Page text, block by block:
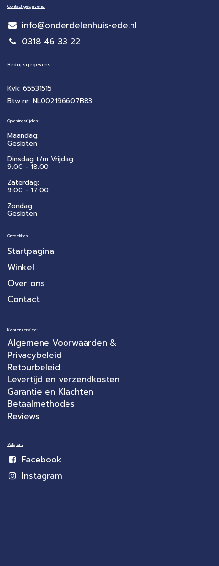
Contact gegevens:
info@onderdelenhuis-ede.nl
0318 46 33 22
Bedrijfsgegevens:
Kvk: 65531515
Btw nr: NL002196607B83
Openingstijden:
Maandag:
Gesloten
Dinsdag t/m Vrijdag:
9:00 - 18:00
Zaterdag:
​9:00 - 17:00
Zondag:
Gesloten
Ontdekken
Startpagina
Winkel
Over ons
Contact
Klantenservice:
Algemene Voorwaarden &
Privacybeleid
Retourbeleid
Levertijd en verzendkosten
Garantie en Klachten
Betaalmethodes
Reviews
Volg ons
Facebook
Instagram